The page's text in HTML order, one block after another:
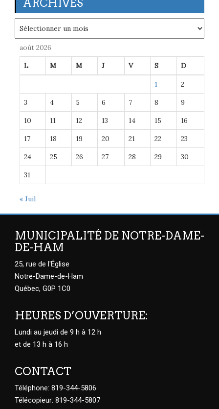
ARCHIVES
août 2026
L M M J V S D
1 2
3 4 5 6 7 8 9
10 11 12 13 14 15 16
17 18 19 20 21 22 23
24 25 26 27 28 29 30
31
« Juil
MUNICIPALITÉ DE NOTRE-DAME-
DE-HAM
25, rue de l'Église
Notre-Dame-de-Ham
Québec, G0P 1C0
HEURES D’OUVERTURE:
Lundi au jeudi de 9 h à 12 h
et de 13 h à 16 h
CONTACT
Téléphone: 819-344-5806
Télécopieur: 819-344-5807